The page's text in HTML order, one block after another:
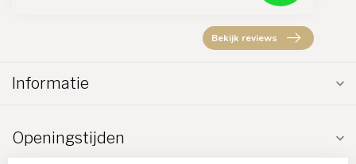
Bekijk reviews
Informatie
Openingstijden